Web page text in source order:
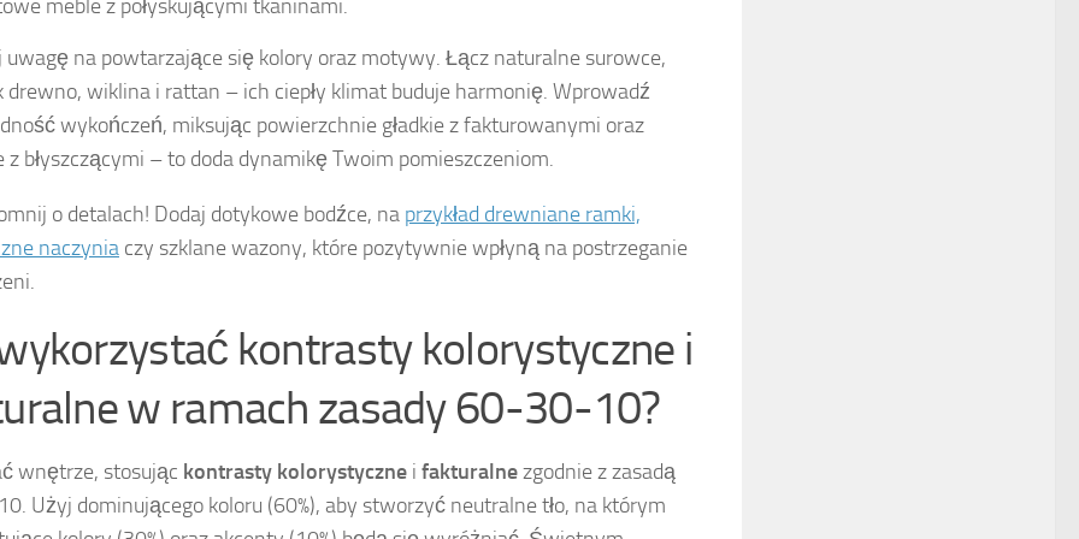
meble z połyskującymi tkaninami.
uwagę na powtarzające się kolory oraz motywy. Łącz naturalne surowce,
drewno, wiklina i rattan – ich ciepły klimat buduje harmonię. Wprowadź
wykończeń, miksując powierzchnie gładkie z fakturowanymi oraz
z błyszczącymi – to doda dynamikę Twoim pomieszczeniom.
o detalach! Dodaj dotykowe bodźce, na przykład drewniane ramki,
naczynia czy szklane wazony, które pozytywnie wpłyną na postrzeganie
kontrasty kolorystyczne i
w ramach zasady 60-30-10?
wnętrze, stosując kontrasty kolorystyczne i fakturalnezgodnie z zasadą
Użyj dominującego koloru (60%), aby stworzyć neutralne tło, na którym